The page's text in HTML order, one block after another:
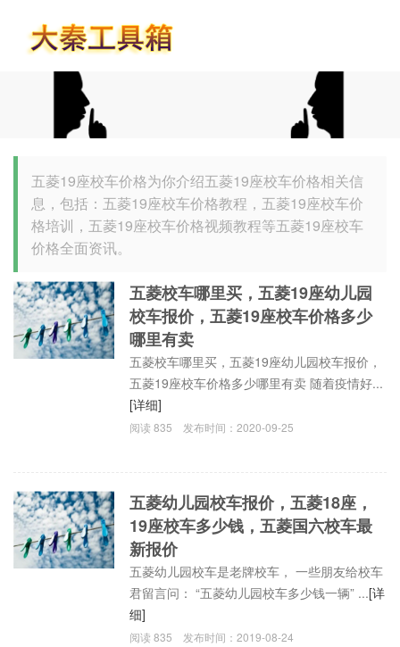
五菱19座校车价格为你介绍五菱19座校车价格相关信
息，包括：五菱19座校车价格教程，五菱19座校车价
格培训，五菱19座校车价格视频教程等五菱19座校车
价格全面资讯。
五菱校车哪里买，五菱19座幼儿园
校车报价，五菱19座校车价格多少
哪里有卖
五菱校车哪里买，五菱19座幼儿园校车报价，
五菱19座校车价格多少哪里有卖 随着疫情好...
[详细]
阅读835 发布时间：2020-09-25
五菱幼儿园校车报价，五菱18座，
19座校车多少钱，五菱国六校车最
新报价
五菱幼儿园校车是老牌校车， 一些朋友给校车
君留言问： “五菱幼儿园校车多少钱一辆” ...[详
细]
阅读835 发布时间：2019-08-24